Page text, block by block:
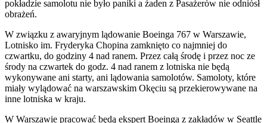
pokładzie samolotu nie było paniki a żaden z Pasażerów nie odniósł
obrażeń.
W związku z awaryjnym lądowanie Boeinga 767 w Warszawie,
Lotnisko im. Fryderyka Chopina zamknięto co najmniej do
czwartku, do godziny 4 nad ranem. Przez całą środę i przez noc ze
środy na czwartek do godz. 4 nad ranem z lotniska nie będą
wykonywane ani starty, ani lądowania samolotów. Samoloty, które
miały wylądować na warszawskim Okęciu są przekierowywane na
inne lotniska w kraju.
W Warszawie pracować będą ekspert Boeinga z zakładów w Seattle